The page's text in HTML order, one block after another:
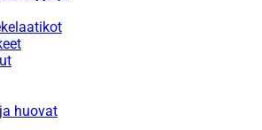
huovat